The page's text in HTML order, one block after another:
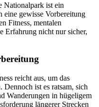
Nationalpark ist ein
eine gewisse Vorbereitung
Fitness, mentalen
Erfahrung nicht nur sicher,
reicht aus, um das
ist es ratsam, sich
Wanderungen in hügeligem
längerer Strecken